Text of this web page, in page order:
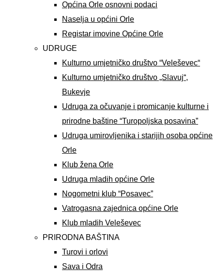
Općina Orle osnovni podaci
Naselja u općini Orle
Registar imovine Općine Orle
UDRUGE
Kulturno umjetničko društvo “Veleševec“
Kulturno umjetničko društvo „Slavuj“,
Bukevje
Udruga za očuvanje i promicanje kulturne i
prirodne baštine “Turopoljska posavina”
Udruga umirovljenika i starijih osoba općine
Orle
Klub žena Orle
Udruga mladih općine Orle
Nogometni klub “Posavec”
Vatrogasna zajednica općine Orle
Klub mladih Veleševec
PRIRODNA BAŠTINA
Turovi i orlovi
Sava i Odra